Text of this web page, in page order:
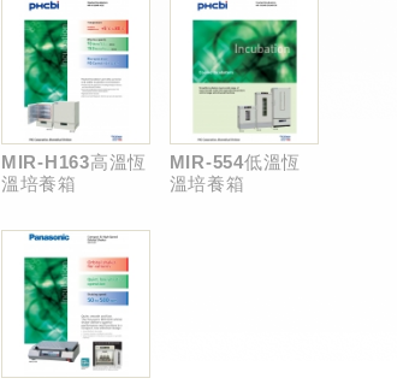
MIR-H163高溫恆
溫培養箱
MIR-554低溫恆
溫培養箱